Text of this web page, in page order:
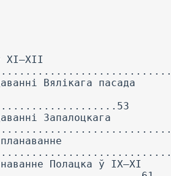
XI—XII
Вялікага пасада
Запалоцкага
Полацка ў IX—XI